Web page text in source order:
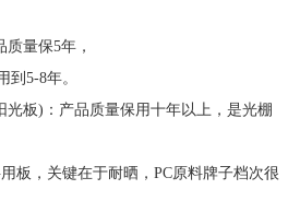
量保5年，
5-8年。
光板)：产品质量保用十年以上，是光棚
板，关键在于耐晒，PC原料牌子档次很